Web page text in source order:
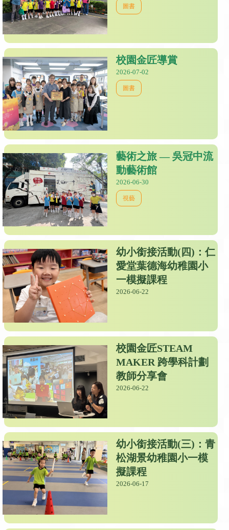
圖書
校園金匠導賞
2026-07-02
圖書
藝術之旅 — 吳冠中流
動藝術館
2026-06-30
視藝
幼小銜接活動(四)：仁
愛堂葉德海幼稚園小
一模擬課程
2026-06-22
校園金匠STEAM
MAKER 跨學科計劃
教師分享會
2026-06-22
幼小銜接活動(三)：青
松湖景幼稚園小一模
擬課程
2026-06-17